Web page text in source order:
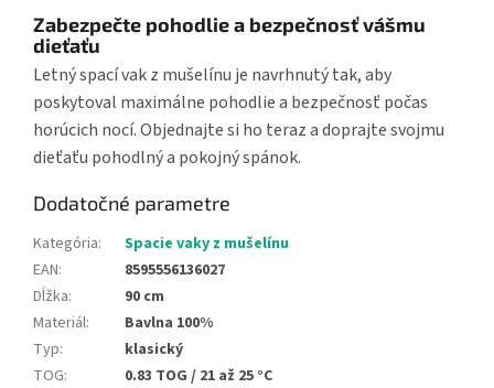
Zabezpečte pohodlie a bezpečnosť vášmu
dieťaťu
Letný spací vak z mušelínu je navrhnutý tak, aby
poskytoval maximálne pohodlie a bezpečnosť počas
horúcich nocí. Objednajte si ho teraz a doprajte svojmu
dieťaťu pohodlný a pokojný spánok.
Dodatočné parametre
Kategória:
Spacie vaky z mušelínu
EAN:
8595556136027
Dĺžka:
90 cm
Materiál:
Bavlna 100%
Typ:
klasický
TOG:
0.83 TOG / 21 až 25 °C